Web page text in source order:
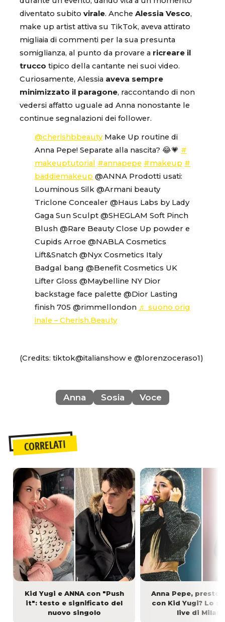
diventato subito virale. Anche Alessia Vesco,
make up artist attiva su TikTok, aveva attirato
migliaia di commenti per la sua presunta
somiglianza, al punto da provare a ricreare il
trucco tipico della cantante nei suoi video.
Curiosamente, Alessia aveva sempre
minimizzato il paragone, raccontando di non
vedersi affatto uguale ad Anna nonostante le
continue segnalazioni dei follower.
@cherishbbeautyMake Up routine di
Anna Pepe! Separate alla nascita? 😂💗 #
makeuptutorial #annapepe #makeup #
baddiemakeup @ANNA Prodotti usati:
Louminous Silk @Armani beauty
Triclone Concealer @Haus Labs by Lady
Gaga Sun Sculpt @SHEGLAM Soft Pinch
Blush @Rare Beauty Close Up powder e
Cupids Arroe @NABLA Cosmetics
Lift&Snatch @Nyx Cosmetics Italy
Badgal bang @Benefit Cosmetics UK
Lifter Gloss @Maybelline NY Dior
backstage face palette @Dior Lasting
finish 705 @rimmellondon ♬ suono orig
inale – Cherish.Beauty
(Credits: tiktok@italianshow e @lorenzoceraso1)
Anna Sosia Voce
CORRELATI
Kid Yugi e ANNA con "Push
it": testo e significato del
nuovo singolo
Anna Pepe, presto
con Kid Yugi? Lo
live di